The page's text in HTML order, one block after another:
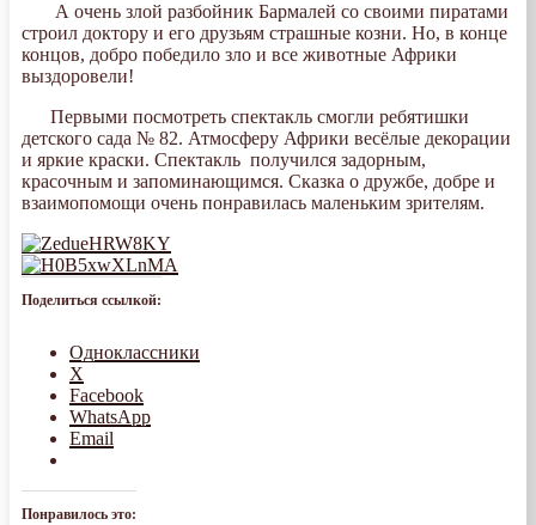
А очень злой разбойник Бармалей со своими пиратами
строил доктору и его друзьям страшные козни. Но, в конце
концов, добро победило зло и все животные Африки
выздоровели!
Первыми посмотреть спектакль смогли ребятишки
детского сада № 82. Атмосферу Африки весёлые декорации
и яркие краски. Спектакль получился задорным,
красочным и запоминающимся. Сказка о дружбе, добре и
взаимопомощи очень понравилась маленьким зрителям.
Поделиться ссылкой:
Одноклассники
X
Facebook
WhatsApp
Email
Понравилось это: